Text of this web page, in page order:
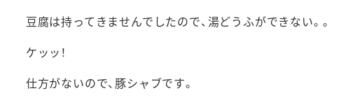
豆腐は持ってきませんでしたので、湯どうふができない。。
ケッッ！
仕方がないので、豚シャブです。